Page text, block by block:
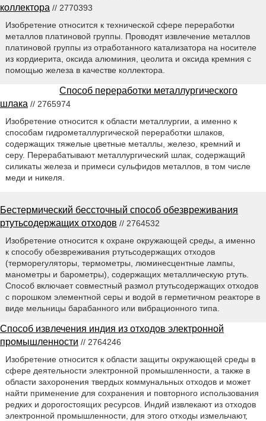
коллектора // 2770393
Изобретение относится к технической сфере переработки
металлов платиновой группы. Проводят извлечение металлов
платиновой группы из отработанного катализатора на носителе
из кордиерита, оксида алюминия, цеолита и оксида кремния с
помощью железа в качестве коллектора.
Способ переработки металлургического
шлака // 2765974
Изобретение относится к области металлургии, а именно к
способам гидрометаллургической переработки шлаков,
содержащих тяжелые цветные металлы, железо, кремний и
серу. Перерабатывают металлургический шлак, содержащий
силикаты железа и примеси сульфидов металлов, в том числе
меди и никеля.
Бестермический бессточный способ обезвреживания
ртутьсодержащих отходов // 2764532
Изобретение относится к охране окружающей среды, а именно
к способу обезвреживания ртутьсодержащих отходов
(терморегуляторы, термометры, люминесцентные лампы,
манометры и барометры), содержащих металлическую ртуть.
Способ включает совместный размол ртутьсодержащих отходов
с порошком элементной серы и водой в герметичном реакторе в
виде мельницы барабанного или вибрационного типа.
Способ извлечения индия из отходов электронной
промышленности // 2764246
Изобретение относится к области защиты окружающей среды в
сфере деятельности электронной промышленности, а также в
области захоронения твердых коммунальных отходов и может
найти применение для сохранения и повторного использования
редких и дорогостоящих ресурсов. Индий извлекают из отходов
электронной промышленности, для этого отходы измельчают,